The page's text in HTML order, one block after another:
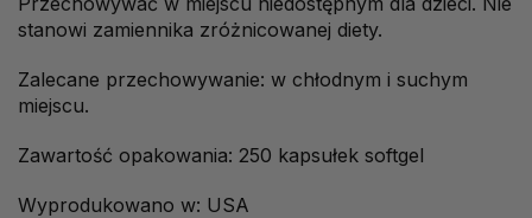
stanowi zamiennika zróżnicowanej diety.
Zalecane przechowywanie: w chłodnym i suchym
miejscu.
Zawartość opakowania: 250 kapsułek softgel
Wyprodukowano w: USA